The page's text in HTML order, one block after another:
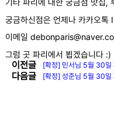
기타 파리에 대한 궁금점 맛집,
궁금하신점은 언제나 카카오
이메일
그럼 곳 파리에서 뵙겠습니다 :)
이전글 [확정] 민서님 5월 30일
다음글 [확정] 성준님 5월 30일